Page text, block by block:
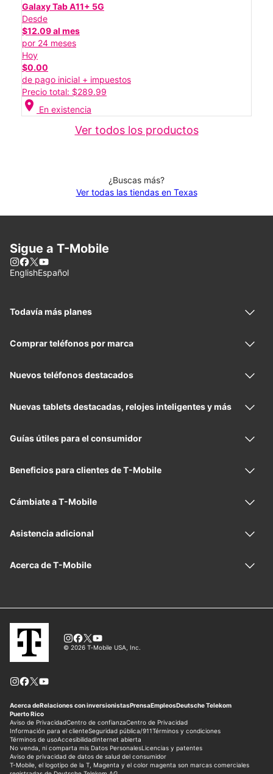
Galaxy Tab A11+ 5G
Desde
$12.09 al mes
por 24 meses
Hoy
$0.00
de pago inicial + impuestos
Precio total: $289.99
location_on En existencia
Ver todos los productos
¿Buscas más?
Ver todas las tiendas en Texas